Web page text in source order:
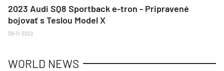
2023 Audi SQ8 Sportback e-tron - Pripravené
bojovať s Teslou Model X
09-11-2022
WORLD NEWS